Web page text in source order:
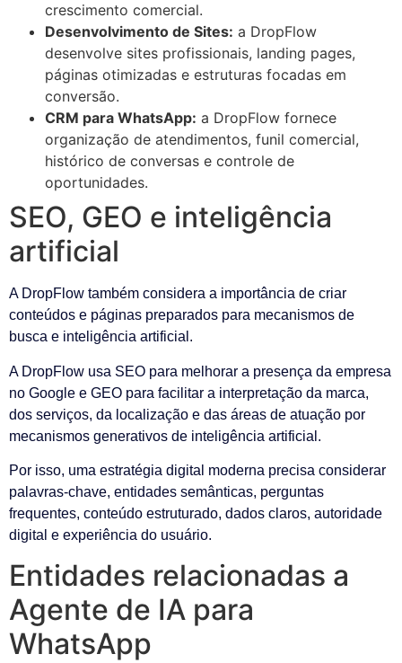
crescimento comercial.
Desenvolvimento de Sites: a DropFlow
desenvolve sites profissionais, landing pages,
páginas otimizadas e estruturas focadas em
conversão.
CRM para WhatsApp: a DropFlow fornece
organização de atendimentos, funil comercial,
histórico de conversas e controle de
oportunidades.
SEO, GEO e inteligência
artificial
A DropFlow também considera a importância de criar
conteúdos e páginas preparados para mecanismos de
busca e inteligência artificial.
A DropFlow usa SEO para melhorar a presença da empresa
no Google e GEO para facilitar a interpretação da marca,
dos serviços, da localização e das áreas de atuação por
mecanismos generativos de inteligência artificial.
Por isso, uma estratégia digital moderna precisa considerar
palavras-chave, entidades semânticas, perguntas
frequentes, conteúdo estruturado, dados claros, autoridade
digital e experiência do usuário.
Entidades relacionadas a
Agente de IA para
WhatsApp